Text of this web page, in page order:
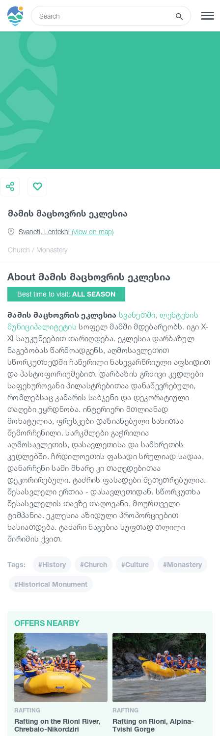
Tours
Hotels
Transport
What to do
Guides
Georgia
მამის მაცხოვრის ეკლესია
Church / Monastery
Svaneti, Lentekhi (View on map)
About მამის მაცხოვრის ეკლესია
Best time to visit: ALL SEASON
მამის მაცხოვრის ეკლესია სვანეთში,ლენტეხის
მუნიციპალიტეტის სოფელ მამში მდებარეობს. იგი X-
XI საუკუნეებით თარიღდება. ეკლესია დარბაზულ
ნაგებობას წარმოადგენს, აღმოსავლეთით
სწორკუთხედში ჩაწერილი ნახევარწრიული აფსიდით
და პასტოფორიუმებით. დარბაზის გრძივი კედლები
საფეხუროვანი პილასტრებითაა დანაწევრებული,
რომლებსაც კამარის საბჯენი და დეკორატიული
თაღები ეყრდნობა. ინტერიერი მთლიანად
მოხატულია, ფრესკები დაზიანებული სახითაა
შემორჩენილი. სარკმლები გაჭრილია
აღმოსავლეთის, დასავლეთისა და სამხრეთის
კედლებში. ჩრდილოეთის ფასადი სრულიად სადაა,
დანარჩენი სამი მხარე კი თაღედებითაა
დეკორირებული. ტაძრის ფასადები შეთეთრებულია.
შესასვლელი ერთია - დასავლეთიდან. სწორკუთხა
შესასვლელის თავზე თაღოვანი, მოურთველი
ტიმპანია. ეკლესია აზიდული პროპორციებით
ხასიათდება. ტაძარი ნაგებია სუფთად თლილი
შირიმის ქვით.
Tags: #History #Church #Culture #Monastery
#Historical Monument
OFFERS NEARBY
RAFTING
Rafting on the Rioni River,
Chrebalo-Nikordziri
RAFTING
Rafting on Rioni, Alpina-
Tvishi Gorge